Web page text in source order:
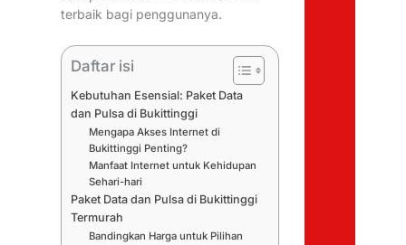
terbaik bagi penggunanya.
Daftar isi
Kebutuhan Esensial: Paket Data
dan Pulsa di Bukittinggi
Mengapa Akses Internet di
Bukittinggi Penting?
Manfaat Internet untuk Kehidupan
Sehari-hari
Paket Data dan Pulsa di Bukittinggi
Termurah
Bandingkan Harga untuk Pilihan